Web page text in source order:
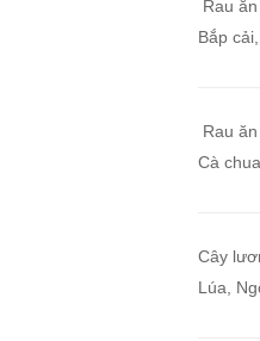
Rau
Bắp
Rau
Cà
Cây
Lúa,